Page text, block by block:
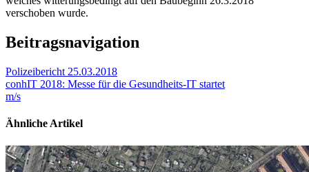
verschoben wurde.
Beitragsnavigation
Polizeibericht 25.03.2018
conhIT 2018: Messe für die Gesundheits-IT startet
m/s
Ähnliche Artikel